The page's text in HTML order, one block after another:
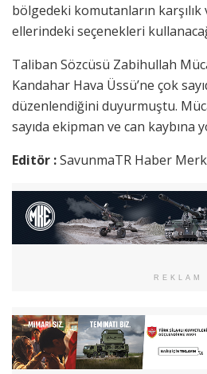
bölgedeki komutanların
ellerindeki seçenekleri
Taliban Sözcüsü Zabihullah
Kandahar Hava Üssü’ne çok
düzenlendiğini duyurmuştu.
sayıda ekipman ve can kaybına
Editör :SavunmaTR Haber
REKLAM